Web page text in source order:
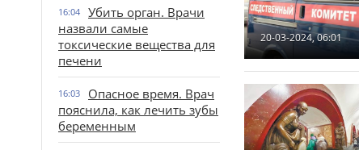
16:04
Убить орган. Врачи
назвали самые
токсические вещества для
печени
16:03
Опасное время. Врач
пояснила, как лечить зубы
беременным
20-03-2024, 06:01